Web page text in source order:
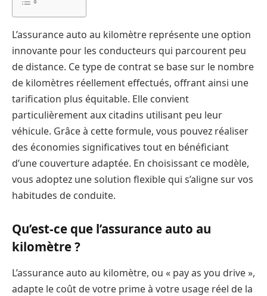
L’assurance auto au kilomètre représente une option
innovante pour les conducteurs qui parcourent peu
de distance. Ce type de contrat se base sur le nombre
de kilomètres réellement effectués, offrant ainsi une
tarification plus équitable. Elle convient
particulièrement aux citadins utilisant peu leur
véhicule. Grâce à cette formule, vous pouvez réaliser
des économies significatives tout en bénéficiant
d’une couverture adaptée. En choisissant ce modèle,
vous adoptez une solution flexible qui s’aligne sur vos
habitudes de conduite.
Qu’est-ce que l’assurance auto au
kilomètre ?
L’assurance auto au kilomètre, ou « pay as you drive »,
adapte le coût de votre prime à votre usage réel de la